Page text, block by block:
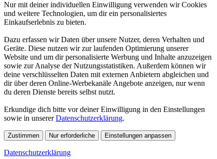
Nur mit deiner individuellen Einwilligung verwenden wir Cookies
und weitere Technologien, um dir ein personalisiertes
Einkaufserlebnis zu bieten.
Dazu erfassen wir Daten über unsere Nutzer, deren Verhalten und
Geräte. Diese nutzen wir zur laufenden Optimierung unserer
Website und um dir personalisierte Werbung und Inhalte anzuzeigen
sowie zur Analyse der Nutzungsstatistiken. Außerdem können wir
deine verschlüsselten Daten mit externen Anbietern abgleichen und
dir über deren Online-Werbekanäle Angebote anzeigen, nur wenn
du deren Dienste bereits selbst nutzt.
Erkundige dich bitte vor deiner Einwilligung in den Einstellungen
sowie in unsererDatenschutzerklärung.
Zustimmen Nur erforderliche Einstellungen anpassen
Datenschutzerklärung